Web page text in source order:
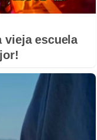
vieja escuela